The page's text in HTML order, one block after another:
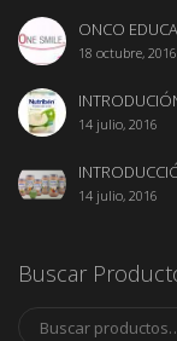
ONCO
18 octubre, 2016
14 julio, 2016
14 julio, 2016
Buscar